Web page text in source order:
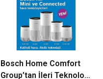
Bosch Home Comfort
Group’tan İleri Teknoloji